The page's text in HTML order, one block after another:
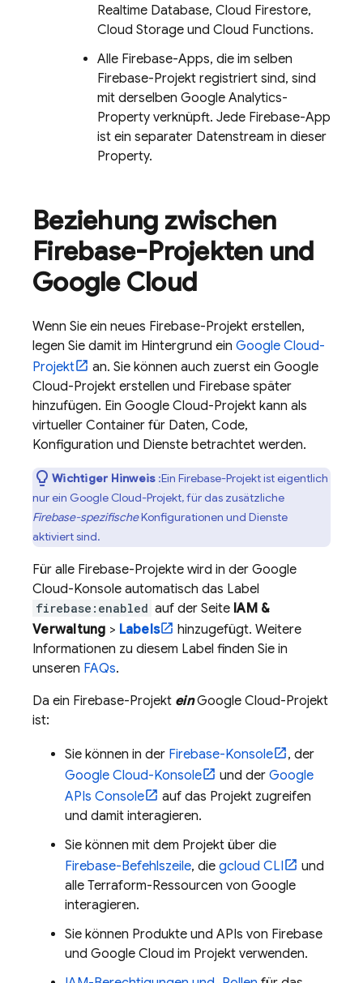
Realtime Database, Cloud Firestore,
Cloud Storage und Cloud Functions.
Alle Firebase-Apps, die im selben
Firebase-Projekt registriert sind, sind
mit derselben Google Analytics-
Property verknüpft. Jede Firebase-App
ist ein separater Datenstream in dieser
Property.
Beziehung zwischen
Firebase-Projekten und
Google Cloud
Wenn Sie ein neues Firebase-Projekt erstellen,
legen Sie damit im Hintergrund ein Google Cloud-
Projekt
an. Sie können auch zuerst ein Google
Cloud-Projekt erstellen und Firebase später
hinzufügen. Ein Google Cloud-Projekt kann als
virtueller Container für Daten, Code,
Konfiguration und Dienste betrachtet werden.
Wichtiger Hinweis :Ein Firebase-Projekt ist eigentlich
nur ein Google Cloud-Projekt, für das zusätzliche
Firebase-spezifischeKonfigurationen und Dienste
aktiviert sind.
Für alle Firebase-Projekte wird in der Google
Cloud-Konsole automatisch das Label
firebase:enabled auf der Seite IAM &
Verwaltung > Labels
hinzugefügt. Weitere
Informationen zu diesem Label finden Sie in
unseren FAQs.
Da ein Firebase-Projekt ein Google Cloud-Projekt
ist:
Sie können in der Firebase-Konsole
, der
Google Cloud-Konsole und der Google
APIs Console
auf das Projekt zugreifen
und damit interagieren.
Sie können mit dem Projekt über die
Firebase-Befehlszeile, die gcloud CLI
und
alle Terraform-Ressourcen von Google
interagieren.
Sie können Produkte und APIs von Firebase
und Google Cloud im Projekt verwenden.